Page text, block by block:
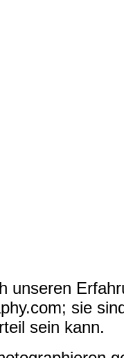
unseren
sie
sein kann.